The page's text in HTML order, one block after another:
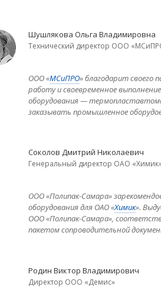
Шушлякова Ольга Владимировна
Технический директор ООО
ООО «МСиПРО» благодарит
работу и своевременное
оборудования —
заказывать промышленное
Соколов Дмитрий Николаевич
Генеральный директор ОАО
ООО «Полипак-Самара»
оборудования для ОАО «Химик».
ООО «Полипак-Самара»,
пакетом сопроводительной
Родин Виктор Владимирович
Директор ООО «Демис»